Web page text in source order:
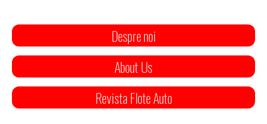
Despre noi
About Us
Revista Flote Auto